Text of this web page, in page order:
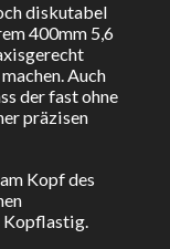
diskutabel
400mm 5,6
Auch
der fast ohne
präzisen
Kopf des
Kopflastig.